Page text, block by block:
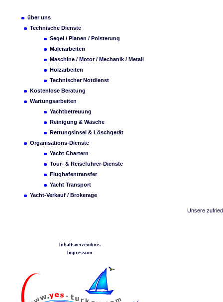
über uns
Technische Dienste
Segel / Planen / Polsterung
Malerarbeiten
Maschine / Motor / Mechanik / Metall
Holzarbeiten
Technischer Notdienst
Kostenlose Beratung
Wartungsarbeiten
Yachtbetreuung
Reinigung & Wäsche
Rettungsinsel & Löschgerät
Organisations-Dienste
Yacht Chartern
Tour- & Reiseführer-Dienste
Flughafentransfer
Yacht Transport
Yacht-Verkauf / Brokerage
Inhaltsverzeichnis
Impressum
Unsere